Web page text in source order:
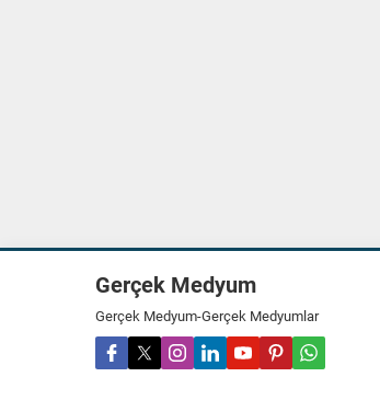
Gerçek Medyum
Gerçek Medyum-Gerçek Medyumlar